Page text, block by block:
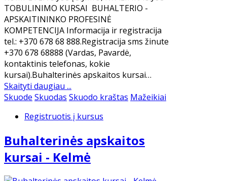
TOBULINIMO KURSAI BUHALTERIO -
APSKAITININKO PROFESINĖ
KOMPETENCIJA Informacija ir registracija
tel.: +370 678 68 888.Registracija sms žinute
+370 678 68888 (Vardas, Pavardė,
kontaktinis telefonas, kokie
kursai).Buhalterinės apskaitos kursai…
Skaityti daugiau ...
Skuode Skuodas Skuodo kraštas Mažeikiai
Registruotis į kursus
Buhalterinės apskaitos
kursai - Kelmė